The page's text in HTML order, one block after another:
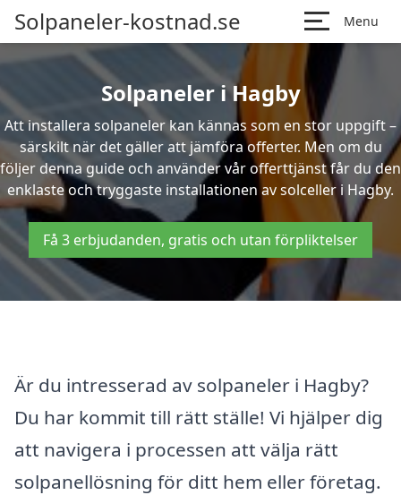
Solpaneler-kostnad.se Menu
Solpaneler i Hagby
Att installera solpaneler kan kännas som en stor uppgift –
särskilt när det gäller att jämföra offerter. Men om du
följer denna guide och använder vår offerttjänst får du den
enklaste och tryggaste installationen av solceller i Hagby.
Få 3 erbjudanden, gratis och utan förpliktelser
Är du intresserad av solpaneler i Hagby?
Du har kommit till rätt ställe! Vi hjälper dig
att navigera i processen att välja rätt
solpanellösning för ditt hem eller företag.